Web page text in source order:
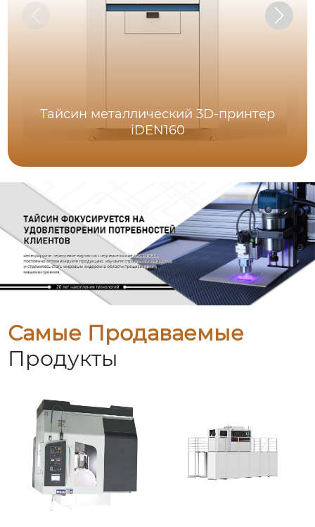
Тайсин металлический 3D-принтер
iDEN160
Самые Продаваемые
Продукты